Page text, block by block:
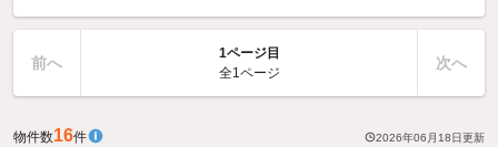
前へ
1ページ目
全1ページ
次へ
物件数16件 2026年06月18日更新